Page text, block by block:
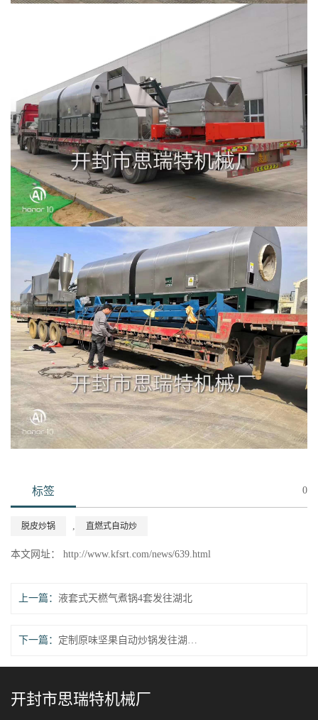
标签 0
脱皮炒锅 , 直燃式自动炒
本文网址： http://www.kfsrt.com/news/639.html
上一篇： 液套式天橪气煮锅4套发往湖北
下一篇： 定制原味坚果自动炒锅发往湖北!
开封市思瑞特机械厂